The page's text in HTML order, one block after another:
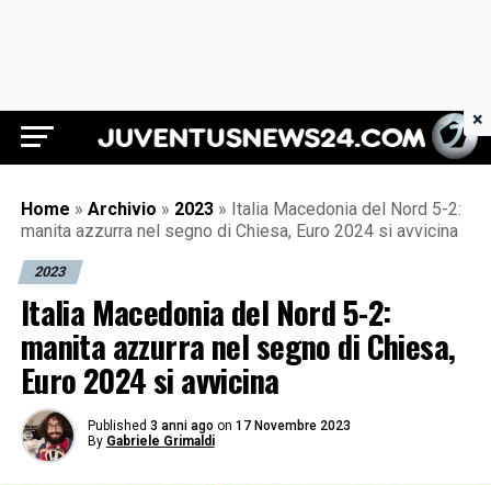
Juventus News 24
Home » Archivio » 2023 » Italia Macedonia del Nord 5-2:
manita azzurra nel segno di Chiesa, Euro 2024 si avvicina
2023
Italia Macedonia del Nord 5-2:
manita azzurra nel segno di Chiesa,
Euro 2024 si avvicina
Published 3 anni ago on 17 Novembre 2023
By Gabriele Grimaldi
×